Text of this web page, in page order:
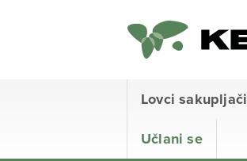
Lovci sakupljači
Učlani se